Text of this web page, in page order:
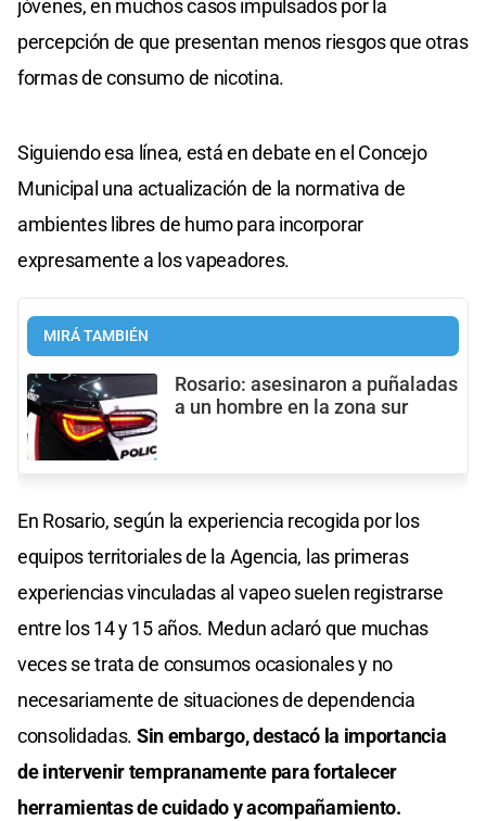
jóvenes, en muchos casos impulsados por la
percepción de que presentan menos riesgos que otras
formas de consumo de nicotina.
Siguiendo esa línea, está en debate en el Concejo
Municipal una actualización de la normativa de
ambientes libres de humo para incorporar
expresamente a los vapeadores.
MIRÁ TAMBIÉN
Rosario: asesinaron a puñaladas
a un hombre en la zona sur
En Rosario, según la experiencia recogida por los
equipos territoriales de la Agencia, las primeras
experiencias vinculadas al vapeo suelen registrarse
entre los 14 y 15 años. Medun aclaró que muchas
veces se trata de consumos ocasionales y no
necesariamente de situaciones de dependencia
consolidadas. Sin embargo, destacó la importancia
de intervenir tempranamente para fortalecer
herramientas de cuidado y acompañamiento.